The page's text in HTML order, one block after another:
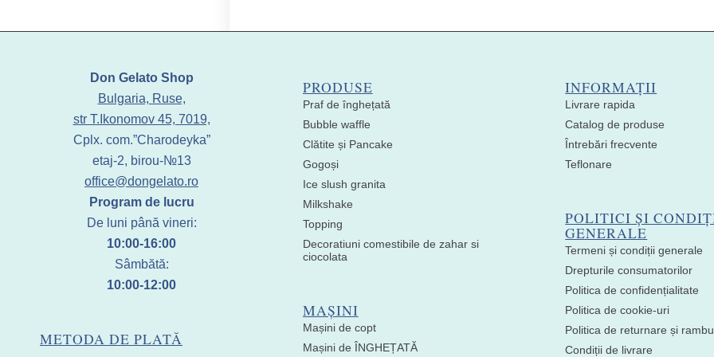
Don Gelato Shop
Bulgaria, Ruse,
str T.Ikonomov 45, 7019,
Cplx. com.”Charodeyka”
etaj-2, birou-№13
office@dongelato.ro
Program de lucru
De luni până vineri:
10:00-16:00
Sâmbătă:
10:00-12:00
METODA DE PLATĂ
PRODUSE
Praf de înghețată
Bubble waffle
Clătite și Pancake
Gogoși
Ice slush granita
Milkshake
Topping
Decoratiuni comestibile de zahar si
ciocolata
MAȘINI
Mașini de copt
Mașini de ÎNGHEȚATĂ
INFORMAȚII
Livrare rapida
Catalog de produse
Întrebări frecvente
Teflonare
POLITICI ȘI
GENERALE
Termeni și condiții generale
Drepturile consumatorilor
Politica de confidențialitate
Politica de cookie-uri
Politica de returnare și
Condiții de livrare